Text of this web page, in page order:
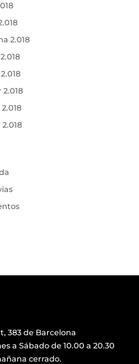
2.018
383 de Barcelona
a Sábado de 10.00 a 20.30
cerrado.